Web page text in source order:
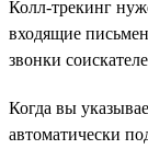
Колл-трекинг
входящие
звонки
Когда вы
автоматически